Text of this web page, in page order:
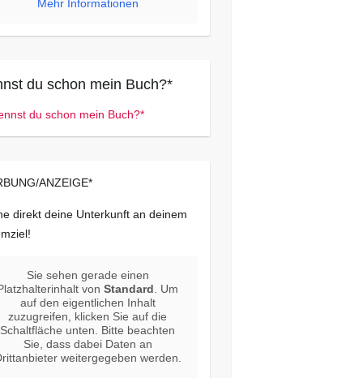
Mehr Informationen
du schon mein Buch?*
ANZEIGE*
direkt deine Unterkunft an deinem
Sie sehen gerade einen
vonStandard . Um
auf den eigentlichen Inhalt
zuzugreifen, klicken Sie auf die
Schaltfläche unten. Bitte beachten
Sie, dass dabei Daten an
weitergegeben werden.